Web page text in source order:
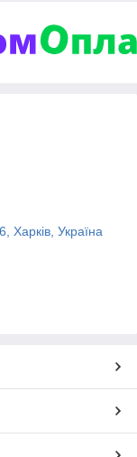
служби.
в
ваги для
Харків, Україна